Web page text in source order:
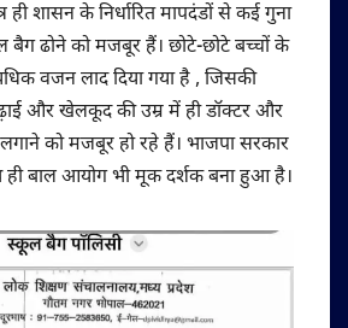
ही शासन के निर्धारित मापदंडों से कई गुना
ढोने को मजबूर हैं। छोटे-छोटे बच्चों के
वजन लाद दिया गया है , जिसकी
और खेलकूद की उम्र में ही डॉक्टर और
को मजबूर हो रहे हैं। भाजपा सरकार
बाल आयोग भी मूक दर्शक बना हुआ है।